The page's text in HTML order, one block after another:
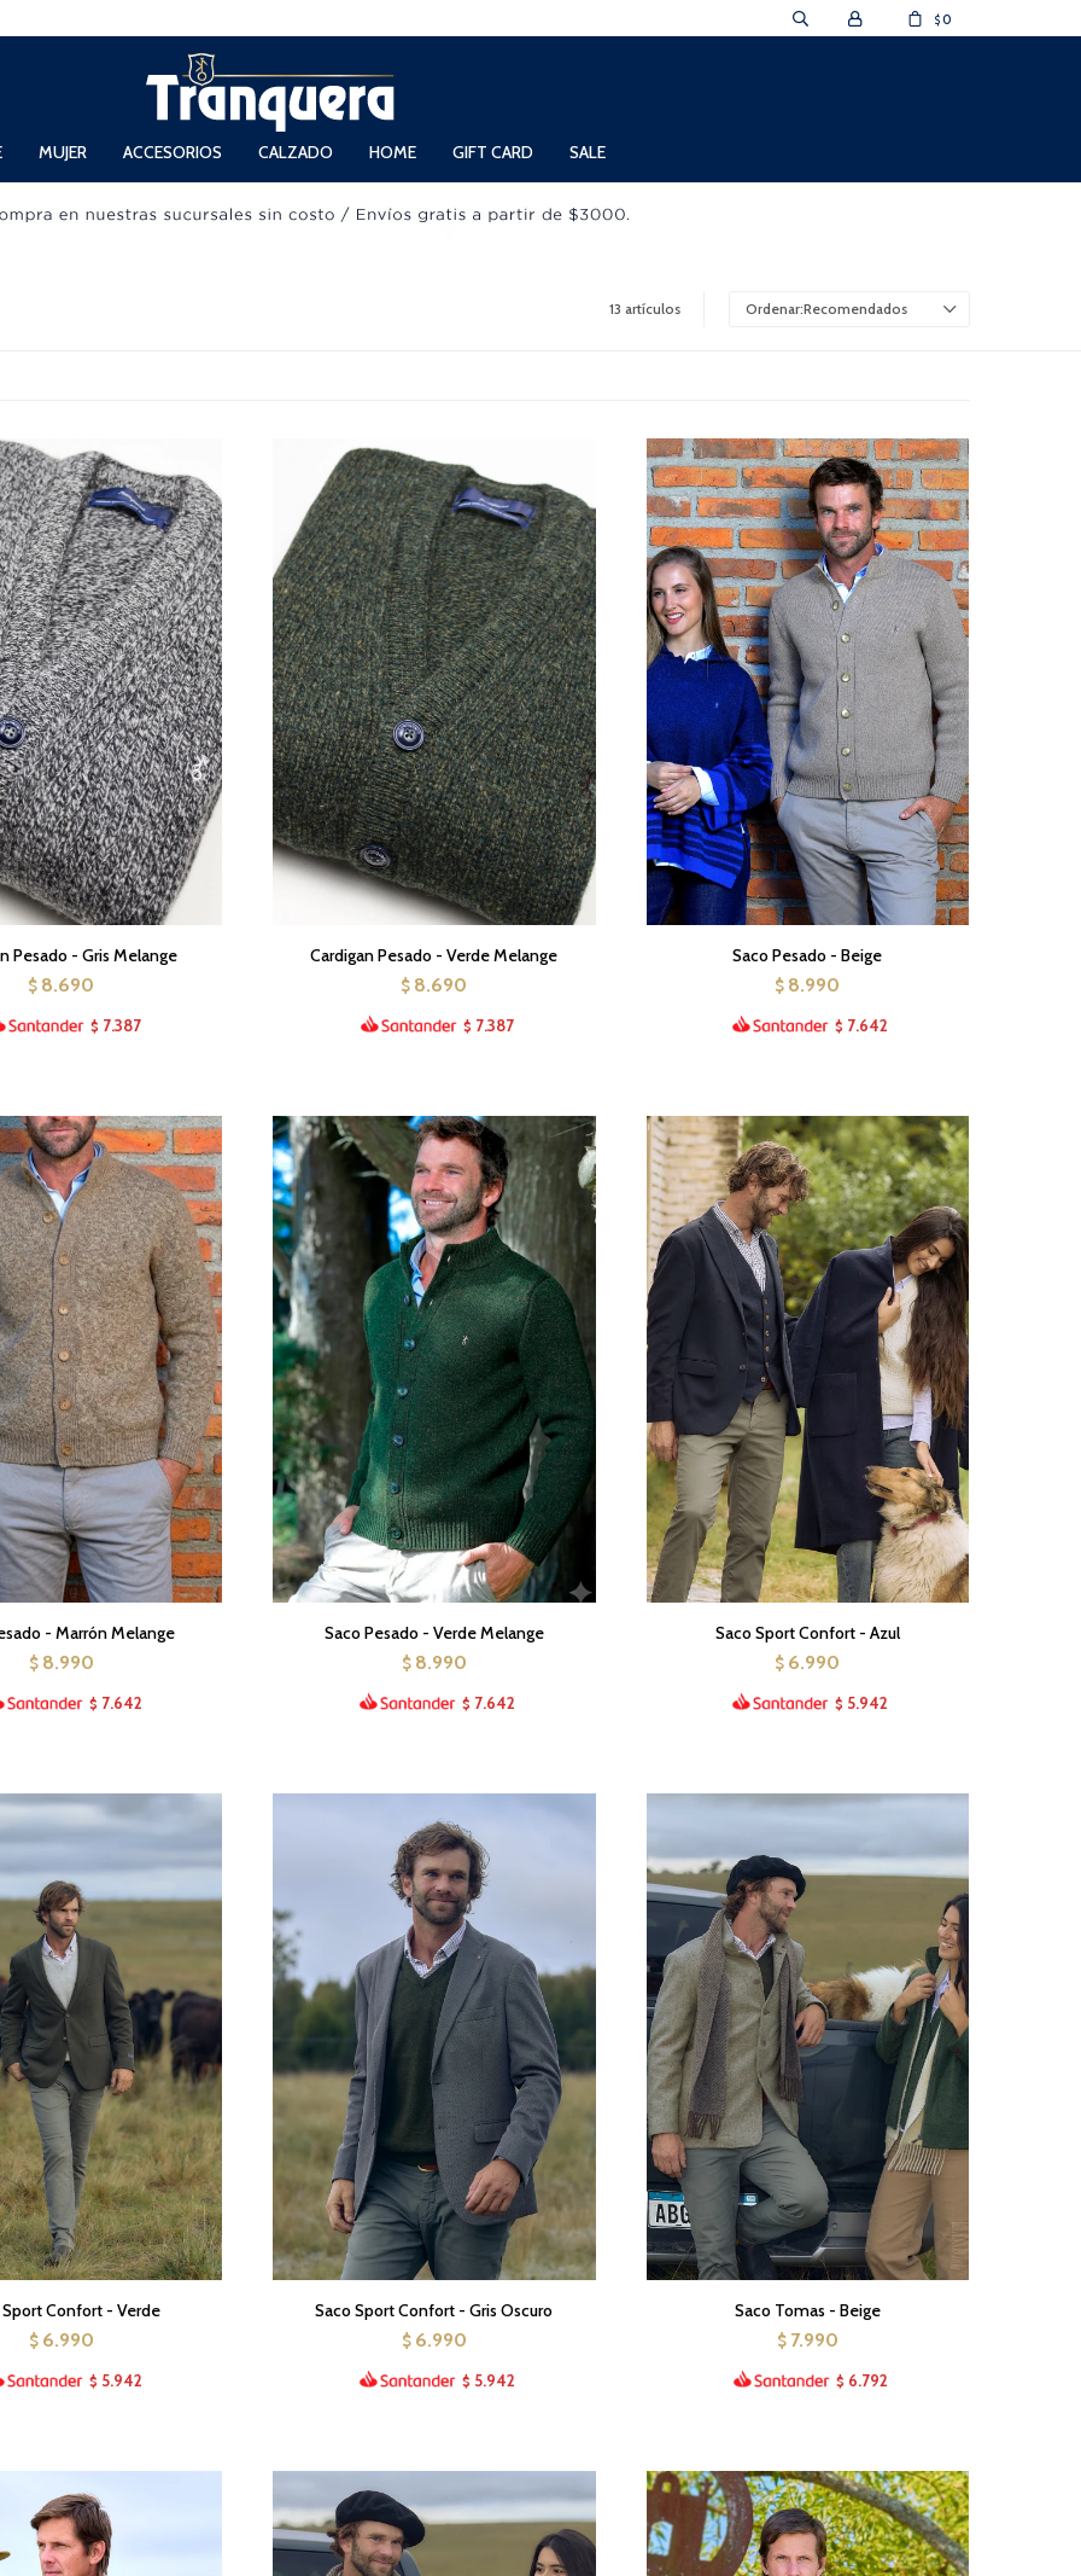
MUJER ACCESORIOS CALZADO HOME GIFT CARD SALE
$ 0
13 artículos Recomendados
Pesado - Gris Melange
$ 8.690
$ 7.387
Cardigan Pesado - Verde Melange
$ 8.690
$ 7.387
Saco Pesado - Beige
$ 8.990
$ 7.642
- Marrón Melange
$ 8.990
$ 7.642
Saco Pesado - Verde Melange
$ 8.990
$ 7.642
Saco Sport Confort - Azul
$ 6.990
$ 5.942
Confort - Verde
$ 6.990
$ 5.942
Saco Sport Confort - Gris Oscuro
$ 6.990
$ 5.942
Saco Tomas - Beige
$ 7.990
$ 6.792